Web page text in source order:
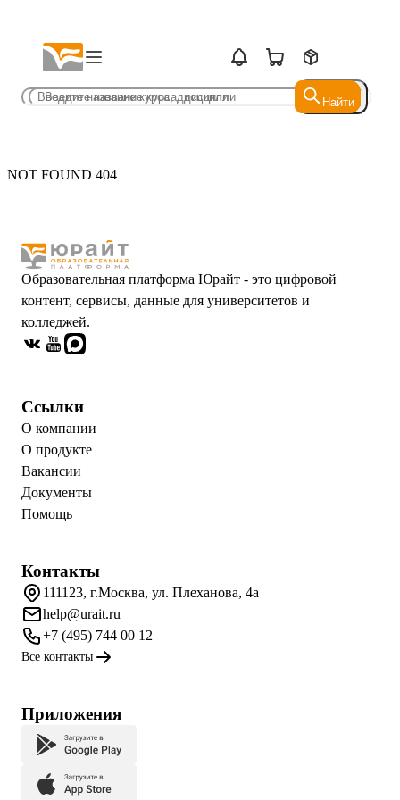
Найти
Найти
NOT FOUND 404
Образовательная платформа Юрайт - это цифровой
контент, сервисы, данные для университетов и
колледжей.
Ссылки
О компании
О продукте
Вакансии
Документы
Помощь
Контакты
111123, г.Москва, ул. Плеханова, 4а
help@urait.ru
+7 (495) 744 00 12
Все контакты
Приложения